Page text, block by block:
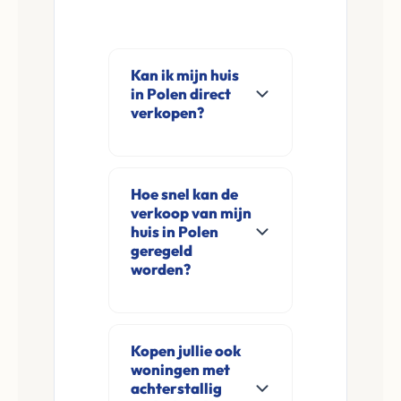
Kan ik mijn huis
in Polen direct
verkopen?
direct aan in Polen
en omgeving. U
verkoopt
rechtstreeks aan ons
en zonder
makelaarskosten.
Hoe snel kan de
verkoop van mijn
huis in Polen
geregeld
worden?
aanvraag en
eventuele korte
Kopen jullie ook
woningen met
achterstallig